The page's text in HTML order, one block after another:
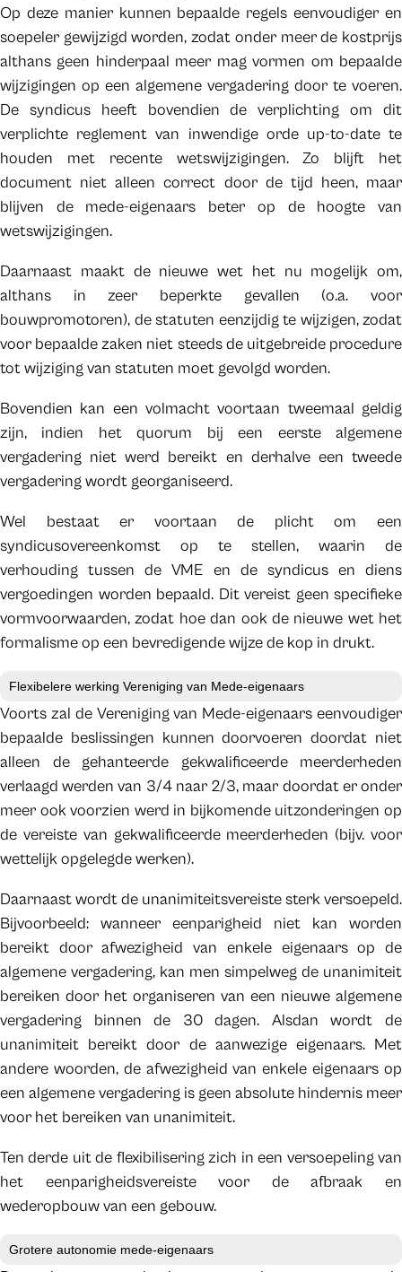
Op deze manier kunnen bepaalde regels eenvoudiger en
soepeler gewijzigd worden, zodat onder meer de kostprijs
althans geen hinderpaal meer mag vormen om bepaalde
wijzigingen op een algemene vergadering door te voeren.
De syndicus heeft bovendien de verplichting om dit
verplichte reglement van inwendige orde up-to-date te
houden met recente wetswijzigingen. Zo blijft het
document niet alleen correct door de tijd heen, maar
blijven de mede-eigenaars beter op de hoogte van
wetswijzigingen.
Daarnaast maakt de nieuwe wet het nu mogelijk om,
althans in zeer beperkte gevallen (o.a. voor
bouwpromotoren), de statuten eenzijdig te wijzigen, zodat
voor bepaalde zaken niet steeds de uitgebreide procedure
tot wijziging van statuten moet gevolgd worden.
Bovendien kan een volmacht voortaan tweemaal geldig
zijn, indien het quorum bij een eerste algemene
vergadering niet werd bereikt en derhalve een tweede
vergadering wordt georganiseerd.
Wel bestaat er voortaan de plicht om een
syndicusovereenkomst op te stellen, waarin de
verhouding tussen de VME en de syndicus en diens
vergoedingen worden bepaald. Dit vereist geen specifieke
vormvoorwaarden, zodat hoe dan ook de nieuwe wet het
formalisme op een bevredigende wijze de kop in drukt.
Flexibelere werking Vereniging van Mede-eigenaars
Voorts zal de Vereniging van Mede-eigenaars eenvoudiger
bepaalde beslissingen kunnen doorvoeren doordat niet
alleen de gehanteerde gekwalificeerde meerderheden
verlaagd werden van 3/4 naar 2/3, maar doordat er onder
meer ook voorzien werd in bijkomende uitzonderingen op
de vereiste van gekwalificeerde meerderheden (bijv. voor
wettelijk opgelegde werken).
Daarnaast wordt de unanimiteitsvereiste sterk versoepeld.
Bijvoorbeeld: wanneer eenparigheid niet kan worden
bereikt door afwezigheid van enkele eigenaars op de
algemene vergadering, kan men simpelweg de unanimiteit
bereiken door het organiseren van een nieuwe algemene
vergadering binnen de 30 dagen. Alsdan wordt de
unanimiteit bereikt door de aanwezige eigenaars. Met
andere woorden, de afwezigheid van enkele eigenaars op
een algemene vergadering is geen absolute hindernis meer
voor het bereiken van unanimiteit.
Ten derde uit de flexibilisering zich in een versoepeling van
het eenparigheidsvereiste voor de afbraak en
wederopbouw van een gebouw.
Grotere autonomie mede-eigenaars